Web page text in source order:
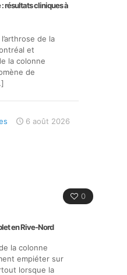
résultats cliniques à
de la
et
la colonne
de
6 août 2026
0
en Rive-Nord
la colonne
empiéter sur
lorsque la